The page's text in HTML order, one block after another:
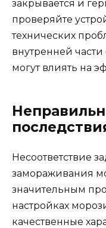
закрывается и
проверяйте
технических
внутренней части
могут влиять на
Несоответствие
замораживания
значительным
настройках
качественные